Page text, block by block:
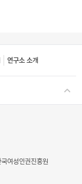
연구소 소개
여성인권진흥원